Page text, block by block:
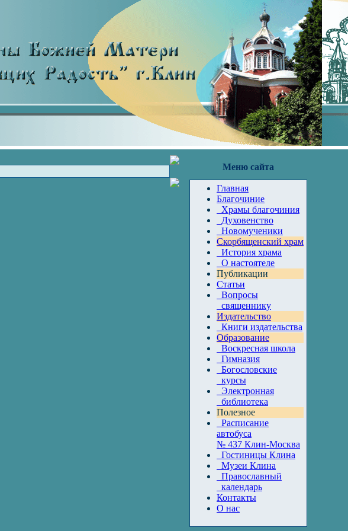
Меню сайта
Главная
Благочиние
Храмы благочиния
Духовенство
Новомученики
Скорбященский храм
История храма
О настоятеле
Публикации
Статьи
Вопросы
священнику
Издательство
Книги издательства
Образование
Воскресная школа
Гимназия
Богословские
курсы
Электронная
библиотека
Полезное
Расписание
автобуса
№ 437 Клин-Москва
Гостиницы Клина
Музеи Клина
Православный
календарь
Контакты
О нас